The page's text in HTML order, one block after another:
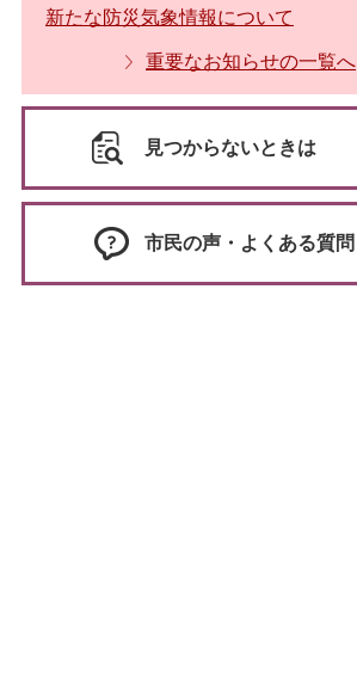
新たな防災気象情報について
重要なお知らせの一覧へ
見つからないときは
市民の声・よくある質問